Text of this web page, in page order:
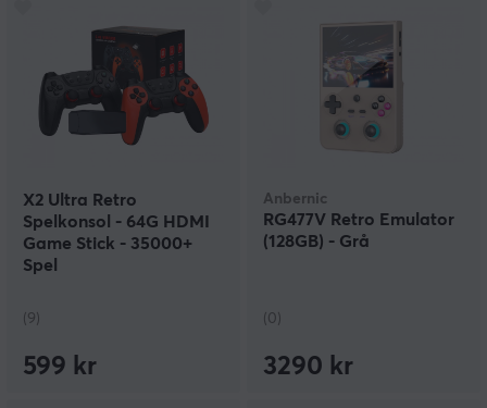
X2 Ultra Retro
Spelkonsol - 64G HDMI
Game Stick - 35000+
Spel
(9)
599 kr
Anbernic
RG477V Retro Emulator
(128GB) - Grå
(0)
3290 kr